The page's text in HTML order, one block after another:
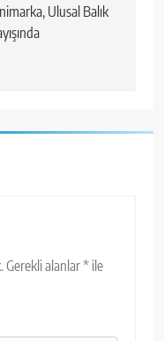
Ulusal Balık
Gerekli alanlar* ile